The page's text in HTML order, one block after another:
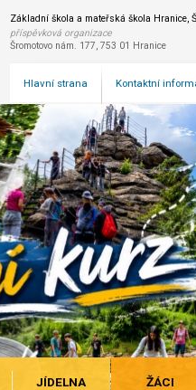
Základní škola a mateřská škola Hranice,
příspěvková organizace
Šromotovo nám. 177, 753 01 Hranice
Hlavní strana Kontaktní
JÍDELNA ŽÁCI